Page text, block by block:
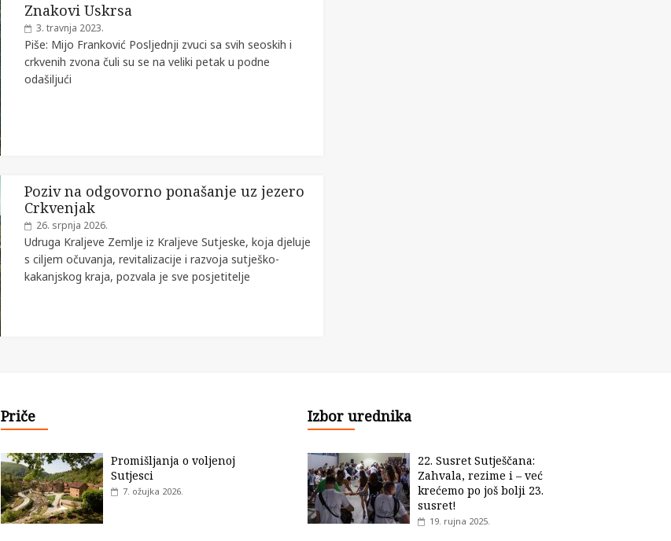
Znakovi Uskrsa
3. travnja 2023.
Piše: Mijo Franković Posljednji zvuci sa svih seoskih i
crkvenih zvona čuli su se na veliki petak u podne
odašiljući
Poziv na odgovorno ponašanje uz jezero
Crkvenjak
26. srpnja 2026.
Udruga Kraljeve Zemlje iz Kraljeve Sutjeske, koja djeluje
s ciljem očuvanja, revitalizacije i razvoja sutješko-
kakanjskog kraja, pozvala je sve posjetitelje
Priče
Promišljanja o voljenoj
Sutjesci
7. ožujka 2026.
Izbor urednika
22. Susret Sutješčana:
Zahvala, rezime i – već
krećemo po još bolji 23.
susret!
19. rujna 2025.